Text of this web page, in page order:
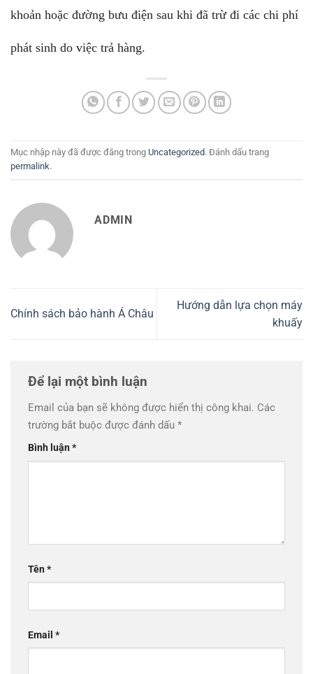
khoản hoặc đường bưu điện sau khi đã trừ đi các chi phí
phát sinh do việc trả hàng.
Mục nhập này đã được đăng trong Uncategorized. Đánh dấu trang
permalink.
ADMIN
Chính sách bảo hành Á Châu
Hướng dẫn lựa chọn máy
khuấy
Để lại một bình luận
Email của bạn sẽ không được hiển thị công khai. Các
trường bắt buộc được đánh dấu *
Bình luận*
Tên*
Email *